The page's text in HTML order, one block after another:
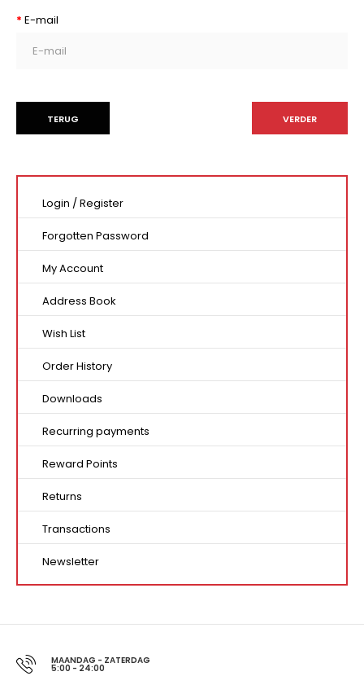
E-mail
TERUG
Login /Register
Forgotten Password
My Account
Address Book
Wish List
Order History
Downloads
Recurring payments
Reward Points
Returns
Transactions
Newsletter
MAANDAG - ZATERDAG
5:00 - 24:00